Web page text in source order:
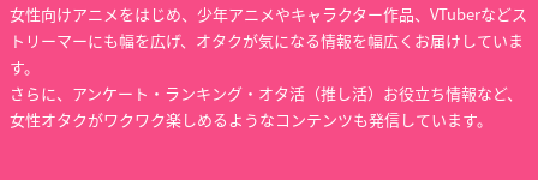
女性向けアニメをはじめ、少年アニメやキャラクター作品、VTuberなどス
トリーマーにも幅を広げ、オタクが気になる情報を幅広くお届けしていま
す。
さらに、アンケート・ランキング・オタ活（推し活）お役立ち情報など、
女性オタクがワクワク楽しめるようなコンテンツも発信しています。